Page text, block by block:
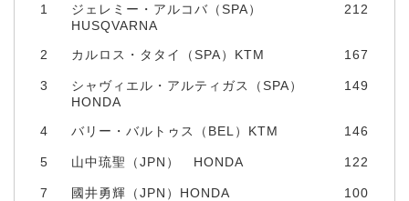
1
ジェレミー・アルコバ（SPA）
HUSQVARNA
212
2 カルロス・タタイ（SPA）KTM 167
3
シャヴィエル・アルティガス（SPA）
HONDA
149
4 バリー・バルトゥス（BEL）KTM 146
5 山中琉聖（JPN） HONDA 122
7 國井勇輝（JPN）HONDA 100